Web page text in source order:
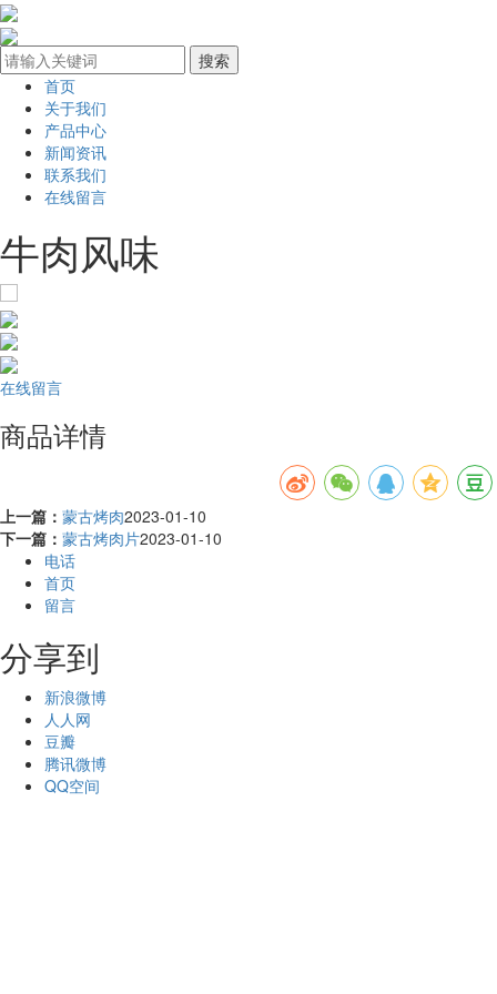
首页
关于我们
产品中心
新闻资讯
联系我们
在线留言
牛肉风味
在线留言
商品详情
上一篇： 蒙古烤肉2023-01-10
下一篇： 蒙古烤肉片2023-01-10
电话
首页
留言
分享到
新浪微博
人人网
豆瓣
腾讯微博
QQ空间